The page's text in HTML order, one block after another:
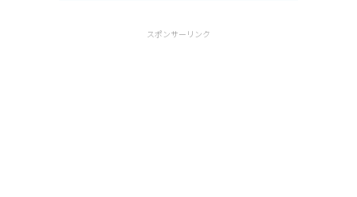
スポンサーリンク